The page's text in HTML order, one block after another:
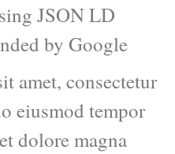
JSON LD
by Google
amet, consectetur
eiusmod tempor
dolore magna